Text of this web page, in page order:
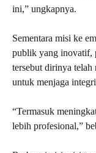
ini,” ungkapnya.
Sementara misi ke
publik yang inovatif,
tersebut dirinya telah
untuk menjaga
“Termasuk
lebih profesional,”